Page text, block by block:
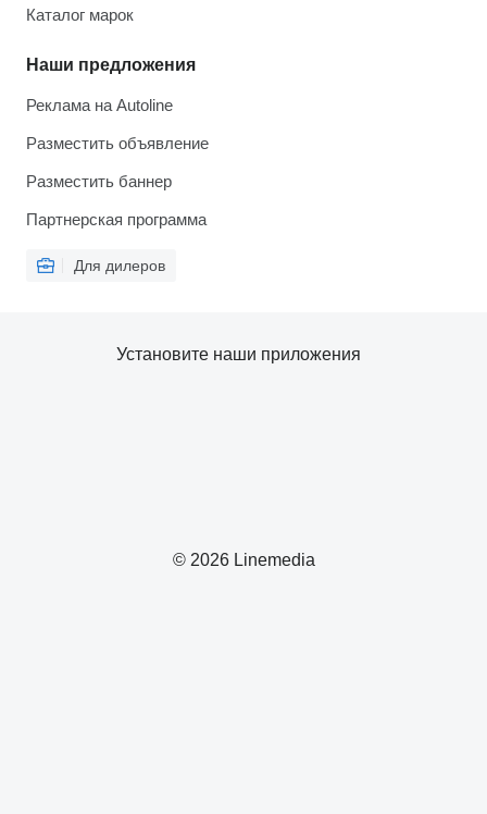
Каталог марок
Наши предложения
Реклама на Autoline
Разместить объявление
Разместить баннер
Партнерская программа
Для дилеров
© 2026 Linemedia
Установите наши приложения